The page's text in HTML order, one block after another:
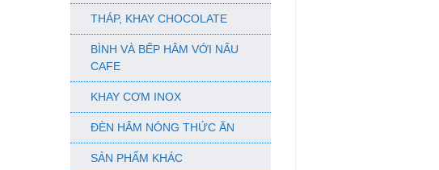
THÁP, KHAY CHOCOLATE
BÌNH VÀ BẾP HÂM VỚI NẤU
CAFE
KHAY CƠM INOX
ĐÈN HÂM NÓNG THỨC ĂN
SẢN PHẨM KHÁC